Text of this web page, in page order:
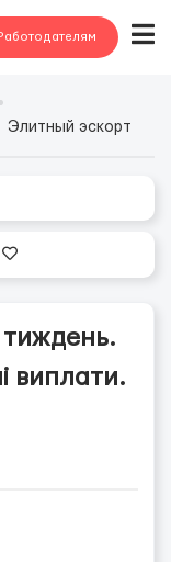
Элитный эскорт
тиждень.
виплати.